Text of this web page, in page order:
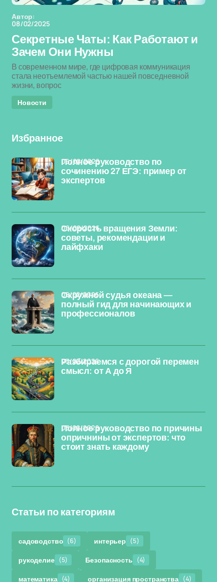
Автор:
08/02/2025
Секретные Чаты: Как Работают и
Зачем Они Нужны
В современном мире, где цифровая коммуникация
стала неотъемлемой частью нашей повседневной
жизни, вопрос
Новости
Избранное
Полное руководство по
сочинению 27 ЕГЭ: пример от
экспертов
06/02/2026
Скорость вращения Земли:
советы, рекомендации и
лайфхаки
06/02/2026
Окружной судья океана —
полный гид для начинающих и
профессионалов
05/02/2026
Разбираемся с дорогой перемен
смысл: от А до Я
03/02/2026
Полное руководство по причины
опричнины от экспертов: что
стоит знать каждому
03/02/2026
Статьи по категориям
садоводство (6) интерьер (5)
рукоделие (5) Безопасность (4)
математика (4) организация пространства (4)